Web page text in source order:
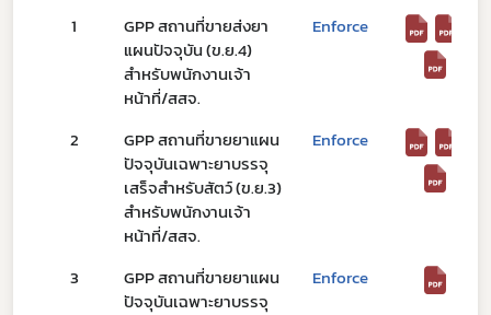
1
GPP สถานที่ขายส่งยา
แผนปัจจุบัน (ข.ย.4)
สำหรับพนักงานเจ้า
หน้าที่/สสจ.
Enforce
2
GPP สถานที่ขายยาแผน
ปัจจุบันเฉพาะยาบรรจุ
เสร็จสำหรับสัตว์ (ข.ย.3)
สำหรับพนักงานเจ้า
หน้าที่/สสจ.
Enforce
3
GPP สถานที่ขายยาแผน
ปัจจุบันเฉพาะยาบรรจุ
Enforce
Subscribe
เลือกหัวข้อที่ท่านต้องการ Subscribe